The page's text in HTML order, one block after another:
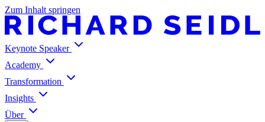
Zum Inhalt springen
Keynote Speaker
Academy
Transformation
Insights
Über